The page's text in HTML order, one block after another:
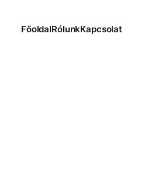
FőoldalRólunkKapcsolat